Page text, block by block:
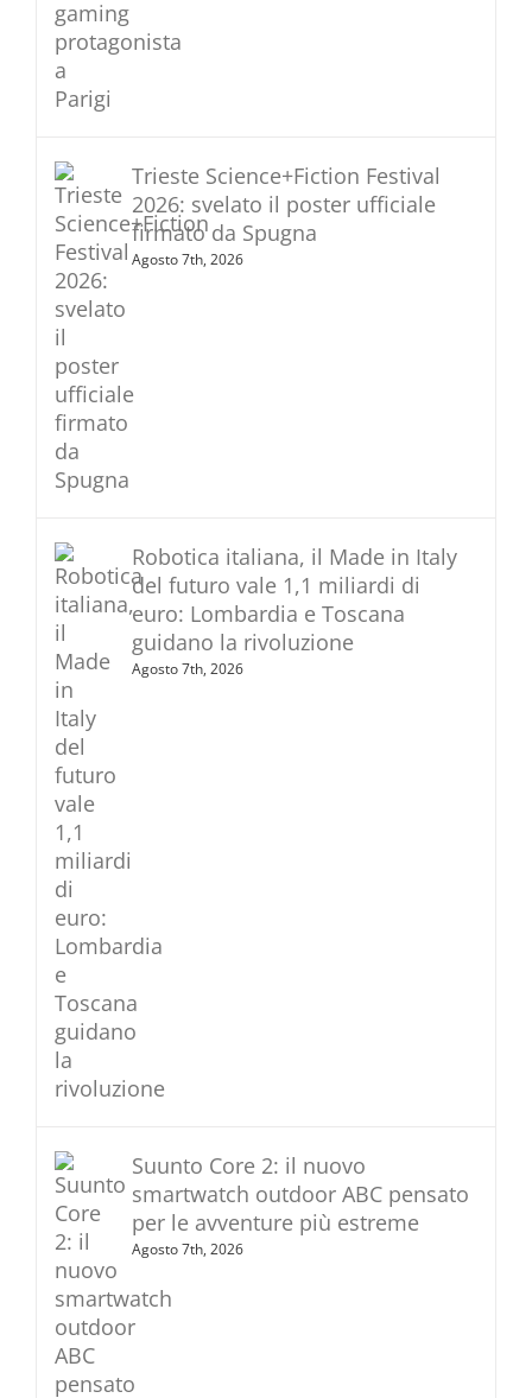
Trieste Science+Fiction Festival
2026: svelato il poster ufficiale
firmato da Spugna
Agosto 7th, 2026
Robotica italiana, il Made in Italy
del futuro vale 1,1 miliardi di
euro: Lombardia e Toscana
guidano la rivoluzione
Agosto 7th, 2026
Suunto Core 2: il nuovo
smartwatch outdoor ABC pensato
per le avventure più estreme
Agosto 7th, 2026